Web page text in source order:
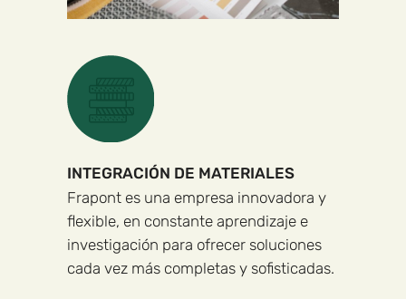
INTEGRACIÓN DE MATERIALES
Frapont es una empresa innovadora y
flexible, en constante aprendizaje e
investigación para ofrecer soluciones
cada vez más completas y sofisticadas.